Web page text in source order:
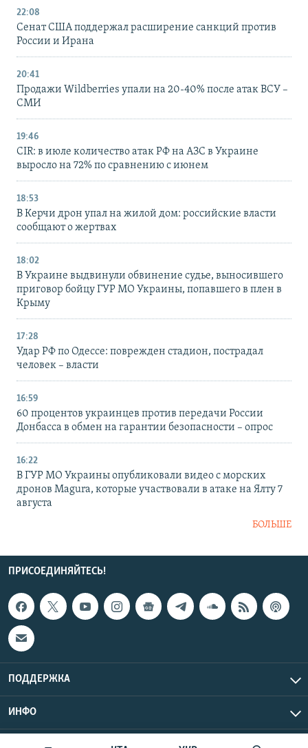
22:08
Сенат США поддержал расширение санкций против
России и Ирана
20:41
Продажи Wildberries упали на 20-40% после атак ВСУ –
СМИ
19:46
CIR: в июле количество атак РФ на АЗС в Украине
выросло на 72% по сравнению с июнем
18:53
В Керчи дрон упал на жилой дом: российские власти
сообщают о жертвах
18:02
В Украине выдвинули обвинение судье, выносившего
приговор бойцу ГУР МО Украины, попавшего в плен в
Крыму
17:28
Удар РФ по Одессе: поврежден стадион, пострадал
человек – власти
16:59
60 процентов украинцев против передачи России
Донбасса в обмен на гарантии безопасности – опрос
16:22
В ГУР МО Украины опубликовали видео с морских
дронов Magura, которые участвовали в атаке на Ялту 7
августа
БОЛЬШЕ
ПРИСОЕДИНЯЙТЕСЬ!
ПОДДЕРЖКА
ИНФО